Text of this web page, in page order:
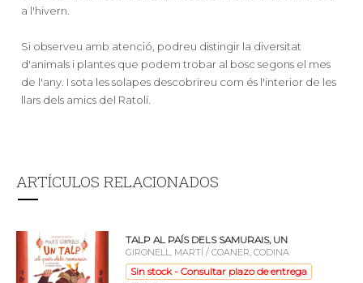
a l'hivern.
Si observeu amb atenció, podreu distingir la diversitat
d'animals i plantes que podem trobar al bosc segons el mes
de l'any. I sota les solapes descobrireu com és l'interior de les
llars dels amics del Ratolí.
ARTÍCULOS RELACIONADOS
TALP AL PAÍS DELS SAMURAIS, UN
GIRONELL, MARTÍ / COANER, CODINA
Sin stock - Consultar plazo de entrega